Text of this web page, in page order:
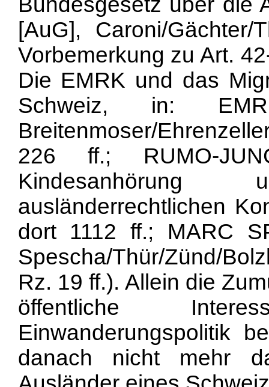
[AuG], Caroni/
Vorbemerkung zu Art.
Die EMRK und das
Schweiz, in:
Breitenmoser/
226 ff.; RUMO-
ausländerrechtlichen
dort 1112 ff.; MARC
Spescha/Thür/Zünd/
Rz. 19 ff.). Allein die
öffentliche
Einwanderungspolitik
danach nicht mehr